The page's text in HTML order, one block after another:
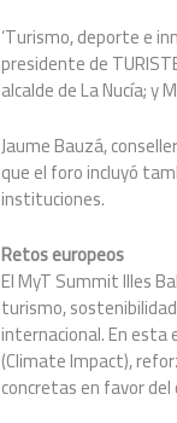
‘Turismo, deporte e
presidente de
alcalde de La Nucía;
Jaume Bauzá,
que el foro incluyó
instituciones.
Retos europeos
El MyT Summit Illes
turismo,
internacional. En esta
(Climate Impact),
concretas en favor